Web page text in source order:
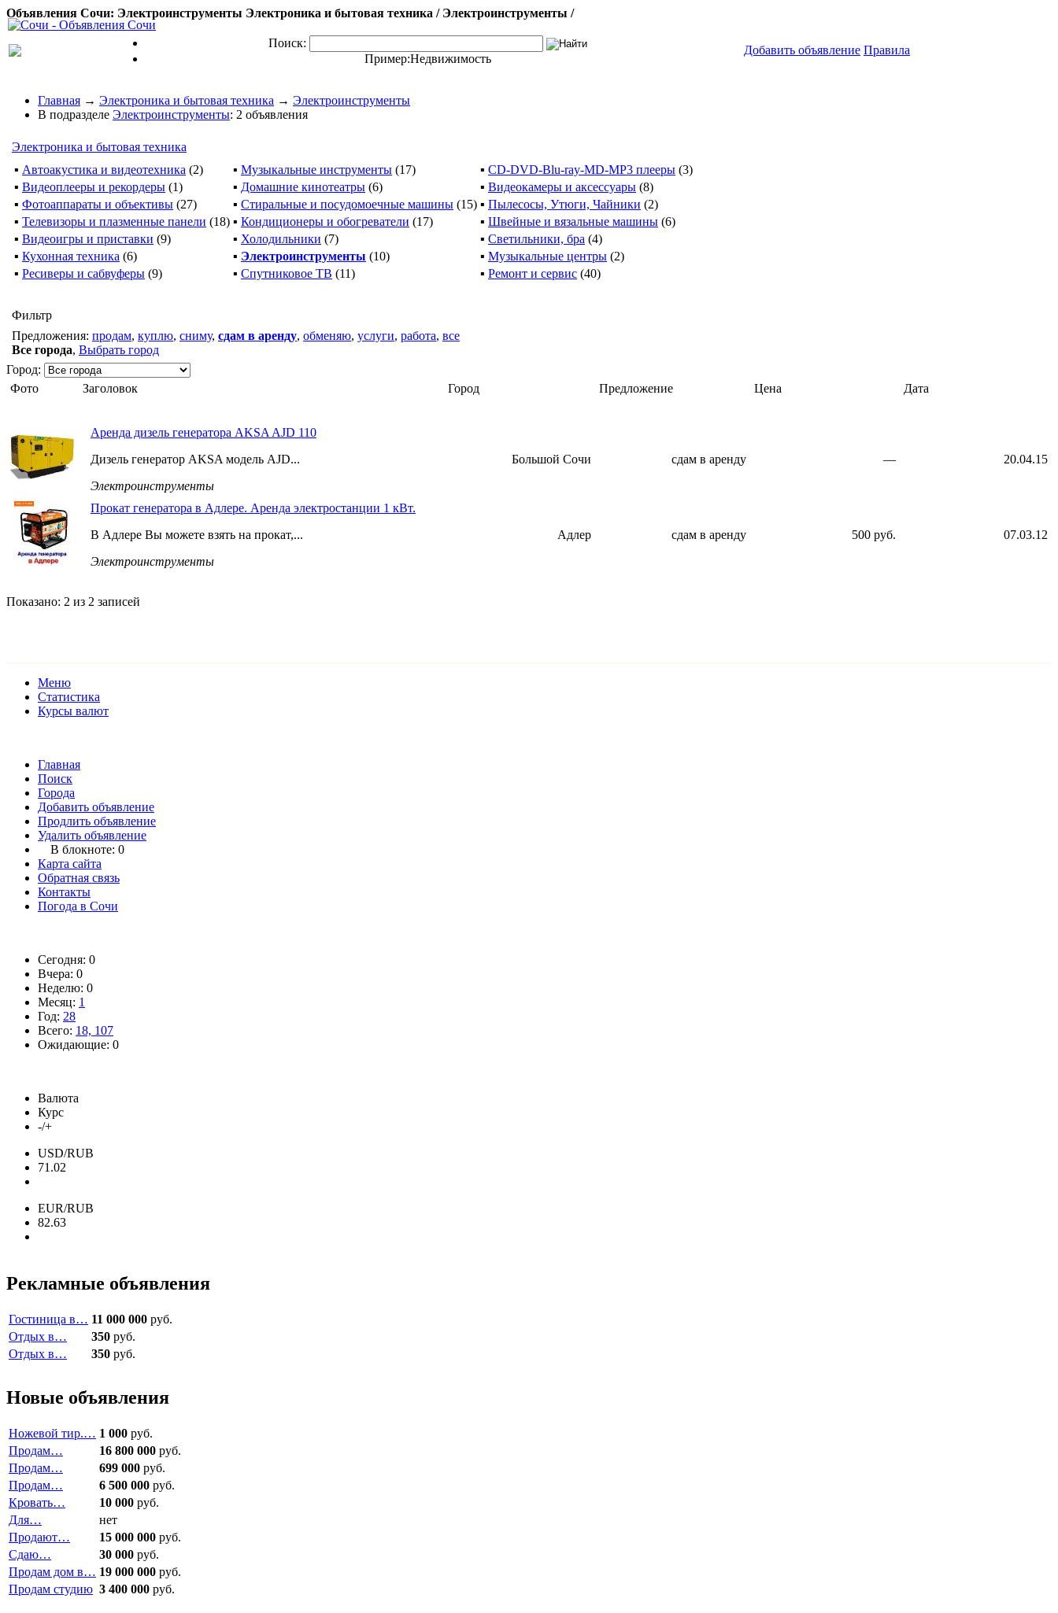
Объявления Сочи: Электроинструменты Электроника и бытовая техника / Электроинструменты /
Поиск:
Пример:Недвижимость
Добавить объявление Правила
Главная → Электроника и бытовая техника → Электроинструменты
В подразделе Электроинструменты: 2 объявления
Электроника и бытовая техника
▪ Автоакустика и видеотехника (2) ▪ Музыкальные инструменты (17) ▪ CD-DVD-Blu-ray-MD-MP3 плееры (3)
▪ Видеоплееры и рекордеры (1) ▪ Домашние кинотеатры (6) ▪ Видеокамеры и аксессуары (8)
▪ Фотоаппараты и объективы (27) ▪ Стиральные и посудомоечные машины (15) ▪ Пылесосы, Утюги, Чайники (2)
▪ Телевизоры и плазменные панели (18) ▪ Кондиционеры и обогреватели (17) ▪ Швейные и вязальные машины (6)
▪ Видеоигры и приставки (9) ▪ Холодильники (7) ▪ Светильники, бра (4)
▪ Кухонная техника (6) ▪ Электроинструменты (10) ▪ Музыкальные центры (2)
▪ Ресиверы и сабвуферы (9) ▪ Спутниковое ТВ (11) ▪ Ремонт и сервис (40)
Фильтр
Предложения: продам, куплю, сниму, сдам в аренду, обменяю, услуги, работа, все
Все города, Выбрать город
Город:
Фото
Заголовок Город Предложение Цена Дата
Аренда дизель генератора AKSA AJD 110
Дизель генератор AKSA модель AJD...
Электроинструменты
Большой Сочи сдам в аренду — 20.04.15
Прокат генератора в Адлере. Аренда электростанции 1 кВт.
В Адлере Вы можете взять на прокат,...
Электроинструменты
Адлер сдам в аренду 500 руб. 07.03.12
Показано: 2 из 2 записей
Меню
Статистика
Курсы валют
Главная
Поиск
Города
Добавить объявление
Продлить объявление
Удалить объявление
В блокноте: 0
Карта сайта
Обратная связь
Контакты
Погода в Сочи
Сегодня: 0
Вчера: 0
Неделю: 0
Месяц: 1
Год: 28
Всего: 18, 107
Ожидающие: 0
Валюта
Курс
-/+
USD/RUB
71.02
EUR/RUB
82.63
Рекламные объявления
Гостиница в… 11 000 000 руб.
Отдых в…
350 руб.
Отдых в…
350 руб.
Новые объявления
Ножевой тир.… 1 000 руб.
Продам…
16 800 000 руб.
Продам…
699 000 руб.
Продам…
6 500 000 руб.
Кровать…
10 000 руб.
Для…
нет
Продают…
15 000 000 руб.
Сдаю…
30 000 руб.
Продам дом в… 19 000 000 руб.
Продам студию 3 400 000 руб.